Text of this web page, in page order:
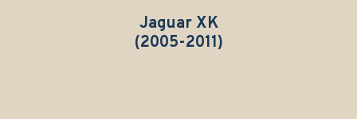
Jaguar XK
(2005-2011)